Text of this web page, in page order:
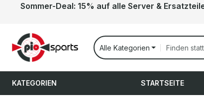
Hauptinhalt springen
Zur Suche springen
Zur Hauptnavigation springen
Sommer-Deal: 15% auf alle Server &
Alle Kategorien
KATEGORIEN STARTSEITE